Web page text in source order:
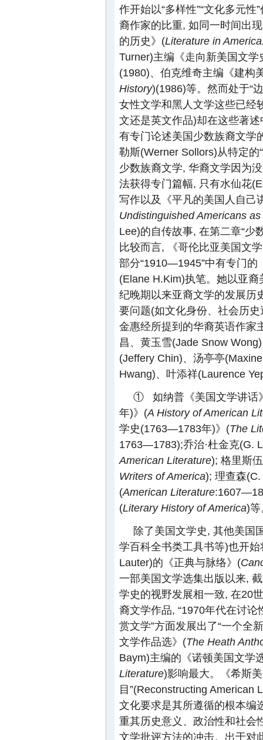
作开始以“多样性”“文化多元
裔作家的比重, 如同一时间出
的历史》(Literature in
Turner)主编《走向新美国文学
(1980)、伯克维奇主编《建构
History)(1986)等。然而处于“
女性文学和黑人文学这些已经
文还是英文作品)却在这些著
有专门论述美国少数族裔文学
勒斯(Werner Sollors)从特定的
少数族裔文学, 华裔文学因为
法获得专门篇幅, 只有水仙花
写作以及《平凡的美国人自己
Undistinguished Americans
Lee)的自传故事, 在第二章“少
比较而言, 《哥伦比亚美国文
部分“1910—1945”中有专门
(Elane H.Kim)执笔。她以亚
纪晚期以来亚裔文学的发展历
要问题(如文化身份、社会历
金惠经所提到的华裔英语作家
昌、黄玉雪(Jade Snow
(Jeffery Chin)、汤亭亭
Hwang)、叶添祥(Laurence
① 如纳普《美国文学讲话
年)》(A History of American
学史(1763—1783年)》(The
1763—1783);乔治·杜金克(G.
American Literature); 格里斯
Writers of America); 理查森
(American Literature
(Literary History of America)等
除了美国文学史, 其他美国
学百科全书类工具书等)也开
Lauter)的《正典与脉络》(
一部美国文学选集出版以来,
学史的视野发展相一致, 在20
裔文学作品, “1970年代在讨
赏文学”方面发展出了“一个全
文学作品选》(The Heath
Baym)主编的《诺顿美国文学
Literature)影响最大。《希斯
目”(Reconstructing American
文化要求是其所遵循的根本编
重其历史意义、政治性和社会
文学批评方法的冲击。出于对